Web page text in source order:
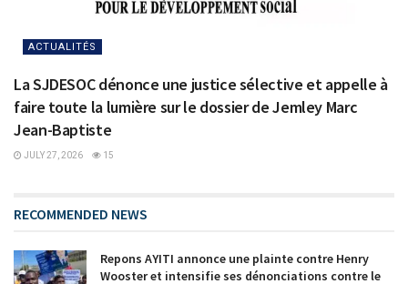
ACTUALITÉS
La SJDESOC dénonce une justice sélective et appelle à
faire toute la lumière sur le dossier de Jemley Marc
Jean-Baptiste
JULY 27, 2026 15
RECOMMENDED NEWS
Repons AYITI annonce une plainte contre Henry
Wooster et intensifie ses dénonciations contre le